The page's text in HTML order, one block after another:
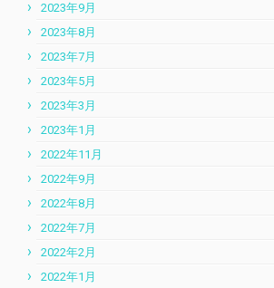
2023年9月
2023年8月
2023年7月
2023年5月
2023年3月
2023年1月
2022年11月
2022年9月
2022年8月
2022年7月
2022年2月
2022年1月